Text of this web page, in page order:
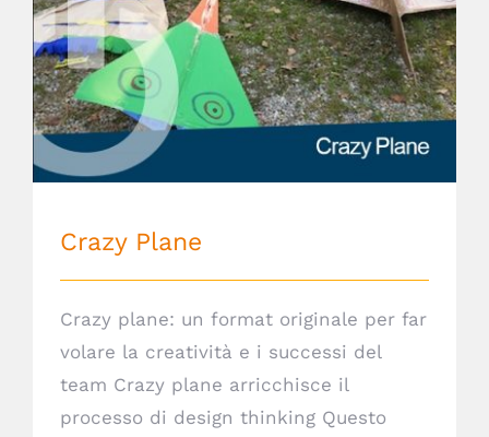
Crazy Plane
Crazy Plane
Crazy plane: un format originale per far
volare la creatività e i successi del
team Crazy plane arricchisce il
processo di design thinking Questo